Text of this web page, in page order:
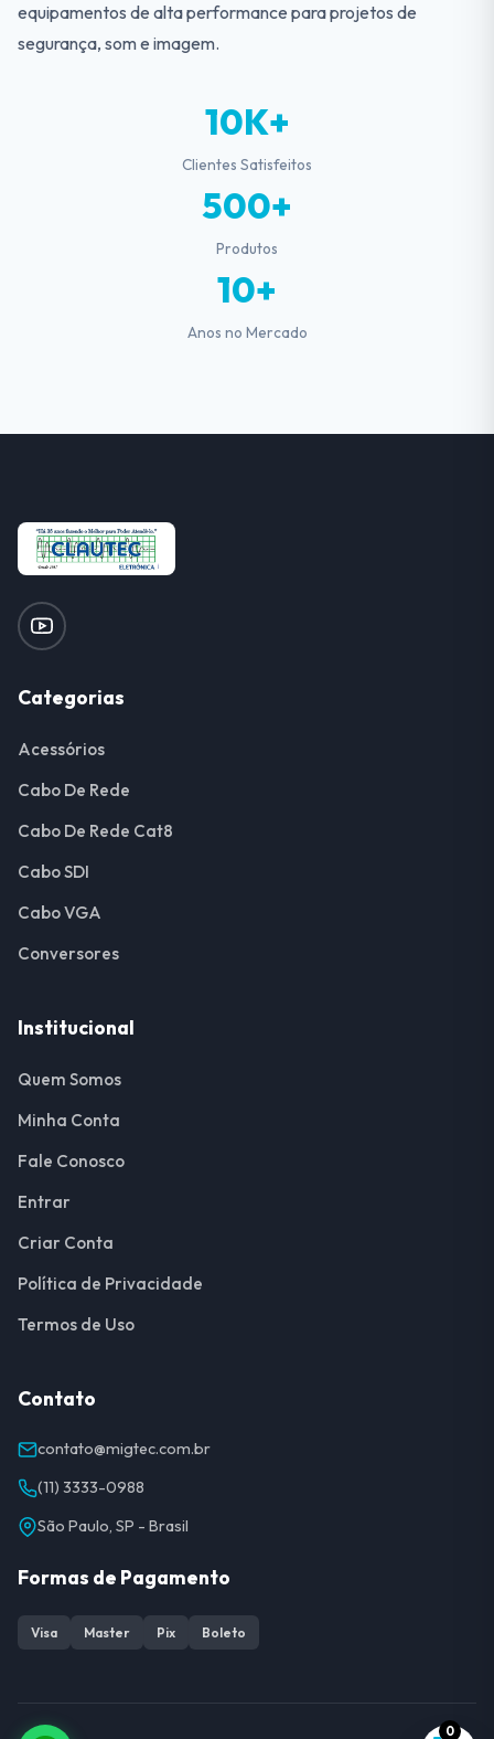
equipamentos de alta performance para projetos de
segurança, som e imagem.
10K+
Clientes Satisfeitos
500+
Produtos
10+
Anos no Mercado
Categorias
Acessórios
Cabo De Rede
Cabo De Rede Cat8
Cabo SDI
Cabo VGA
Conversores
Institucional
Quem Somos
Minha Conta
Fale Conosco
Entrar
Criar Conta
Política de Privacidade
Termos de Uso
Contato
contato@migtec.com.br
(11) 3333-0988
São Paulo, SP - Brasil
Formas de Pagamento
Visa Master Pix Boleto
0